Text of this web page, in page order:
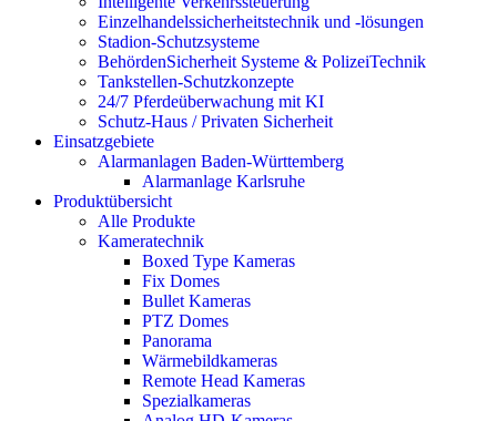
Einzelhandelssicherheitstechnik und -lösungen
Stadion-Schutzsysteme
BehördenSicherheit Systeme & PolizeiTechnik
Tankstellen-Schutzkonzepte​
24/7 Pferdeüberwachung mit KI
Schutz-Haus / Privaten Sicherheit
Einsatzgebiete
Alarmanlagen Baden-Württemberg
Alarmanlage Karlsruhe
Produktübersicht
Alle Produkte
Kameratechnik
Boxed Type Kameras
Fix Domes
Bullet Kameras
PTZ Domes
Panorama
Wärmebildkameras
Remote Head Kameras
Spezialkameras